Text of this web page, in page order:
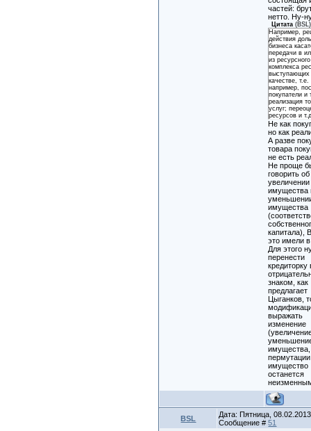
частей:
нетто. Ну-
Цитата (BSL)
Например,
действия
бизнеса
передачи в
из ресурсного
комплекса
выступающих
качестве, т.е.
например,
покупатели и
реализация
услуг;
ресурсов и
Не как
но как
А разве
товара
не есть
Не проще
говорить об
увеличении
имущества
имущества
капитала),
это имели
Для этого
перенести
кредиторку
знаком, как
предлагает
Цыганков,
выражать
изменение
пермутации
имущество
останется
BSL
Дата: Пятница,
Сообщение #51